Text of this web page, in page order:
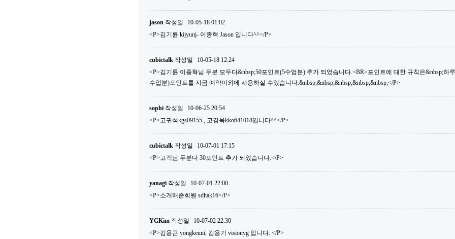
jason 작성일
10-05-18 01:02
<P>김기륜 kijyunj- 이종혁 Jason 입니다^^</P>
cubictalk 작성일
10-05-18 12:24
<P>김기륜 이종혁님 두분 모두다&nbsp;50포인트(5수업분) 추가 되었습니다.<BR>포인트에 대한 규칙은&nbsp;하
수업분)포인트를 지금 예약이외에 사용하실 수있습니다.&nbsp;&nbsp;&nbsp;&nbsp;&nbsp;</P>
sophi 작성일
10-06-25 20:54
<P>고귀석kgs09155 , 고경옥kko641018입니다^^</P>
cubictalk 작성일
10-07-01 17:15
<P>고객님 두분다 30포인트 추가 되었습니다.</P>
yanagi 작성일
10-07-01 22:00
<P>소개해준회원 sdhak16</P>
YGKim 작성일
10-07-02 22:30
<P>김용근 yongkeuni, 김용기 visionyg 입니다. </P>